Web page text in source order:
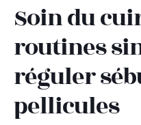
Soin du
routines
réguler
pellicules